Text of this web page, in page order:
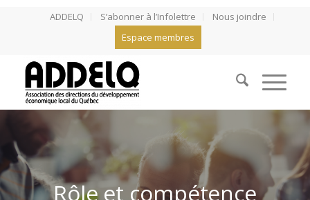
ADDELQ S’abonner à l’Infolettre
Nous joindre
Espace membres
Rôle et compétence